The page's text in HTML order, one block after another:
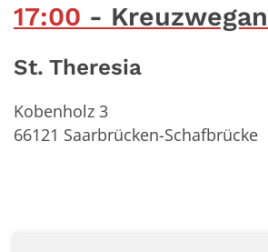
17:00
St. Theresia
Kobenholz 3
66121 Saarbrücken-Schafbrücke